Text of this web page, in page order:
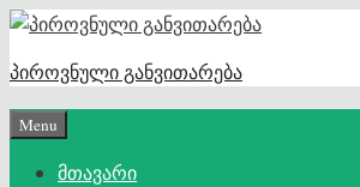
Skip
content
პიროვნული განვითარება
Menu
მთავარი